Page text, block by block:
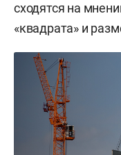
сходятся на
«квадрата» и